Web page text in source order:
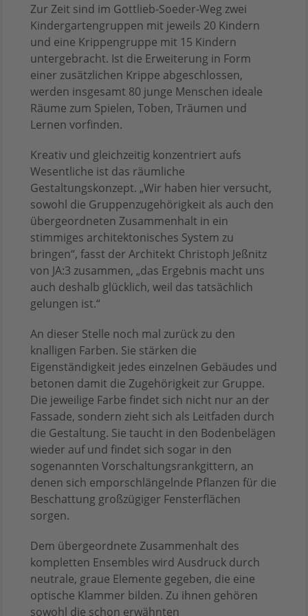
Zur Zeit sind im Gottlieb-Soeder-Weg zwei
Kindergartengruppen mit jeweils 20 Kindern
und eine Krippengruppe mit 15 Kindern
untergebracht. Ist die Erweiterung in Form
einer zusätzlichen Krippe abgeschlossen,
werden insgesamt 80 junge Menschen ideale
Räume zum Spielen, Toben, Träumen und
Lernen vorfinden.
Kreativ und gleichzeitig konzentriert aufs
Wesentliche ist das räumliche
Gestaltungskonzept. „Wir haben hier versucht,
sowohl die Gruppenzugehörigkeit als auch den
übergeordneten Zusammenhalt in ein
stimmiges architektonisches System zu
bringen“, fasst der Architekt Christoph Jeßnitz
von JA:3 zusammen, „das Ergebnis macht uns
auch deshalb glücklich, weil das tatsächlich
gelungen ist.“
An dieser Stelle noch mal zurück zu den
knalligen Farben. Sie stärken die
Eigenständigkeit jedes einzelnen Gebäudes und
betonen damit die Zugehörigkeit zur Gruppe.
Die jeweilige Farbe findet sich nicht nur an der
Fassade, sondern zieht sich als Leitfaden durch
die Gestaltung. Sie taucht in den Bodenbelägen
wieder auf und findet sich sogar in den
sogenannten Vorschaltungsrankgittern, an
denen sich emporschlängelnde Pflanzen für die
Beschattung großzügiger Fensterflächen
sorgen.
Dem übergeordnete Zusammenhalt des
kompletten Ensembles wird Ausdruck durch
neutrale, graue Elemente gegeben, die eine
optische Klammer bilden. Zu ihnen gehören
sowohl die schon erwähnten